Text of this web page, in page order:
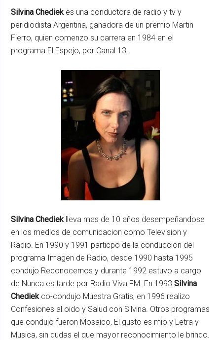
Silvina Chediekes una conductora de radio y tv y
peridiodista Argentina, ganadora de un premio Martin
Fierro, quien comenzo su carrera en 1984 en el
programa El Espejo, por Canal 13.
Silvina Chedieklleva mas de 10 años desempeñandose
en los medios de comunicacion como Television y
Radio. En 1990 y 1991 particpo de la conduccion del
programa Imagen de Radio, desde 1990 hasta 1995
condujo Reconocernos y durante 1992 estuvo a cargo
de Nunca es tarde por Radio Viva FM. En 1993Silvina
Chediekco-condujo Muestra Gratis, en 1996 realizo
Confesiones al oido y Salud con Silvina. Otros programas
que condujo fueron Mosaico, El gusto es mio y Letra y
Musica, sin dudas el que mayor reconocimiento le brindo.